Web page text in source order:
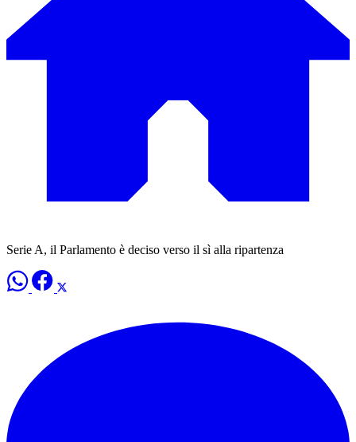
Serie A, il Parlamento è deciso verso il sì alla ripartenza